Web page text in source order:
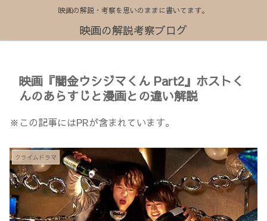
映画の解説・考察を思いのままに書いてます。
映画の解説考察ブログ
映画『闇金ウシジマくん Part2』ホストく
んのあらすじと漫画との違い解説
※この記事にはPRが含まれています。
クライムドラマ